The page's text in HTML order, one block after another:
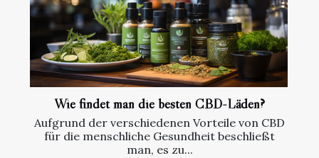
Wie findet man die besten CBD-Läden?
Aufgrund der verschiedenen Vorteile von CBD
für die menschliche Gesundheit beschließt
man, es zu...